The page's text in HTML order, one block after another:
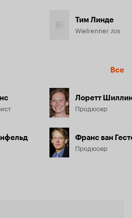
Тим Линде
Wielrenner Jos
Все
Лоретт
Продюсер
Франс ван
Продюсер